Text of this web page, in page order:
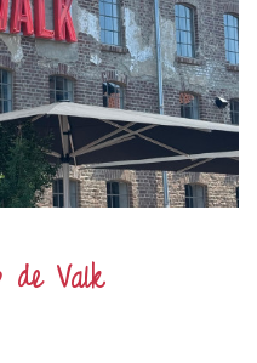
de Valk